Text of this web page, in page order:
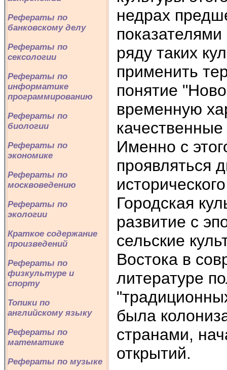
Рефераты по
банковскому делу
Рефераты по
сексологии
Рефераты по
информатике
программированию
Рефераты по
биологии
Рефераты по
экономике
Рефераты по
москвоведению
Рефераты по
экологии
Краткое содержание
произведений
Рефераты по
физкультуре и
спорту
Топики по
английскому языку
Рефераты по
математике
Рефераты по музыке
недрах
ряду таких
применить
понятие
временную
Именно с
проявляться
Городская
развитие с
сельские
Востока в
литературе
была
странами,
открытий.